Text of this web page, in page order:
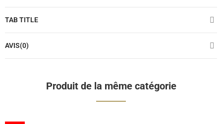
TAB TITLE
AVIS(0)
Produit de la même catégorie